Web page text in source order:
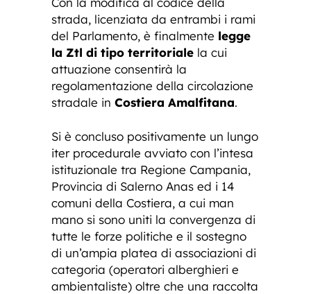
strada, licenziata da entrambi i rami
del Parlamento, è finalmente legge
la Ztl di tipo territoriale la cui
attuazione consentirà la
regolamentazione della circolazione
stradale in Costiera Amalfitana.
Si è concluso positivamente un lungo
iter procedurale avviato con l’intesa
istituzionale tra Regione Campania,
Provincia di Salerno Anas ed i 14
comuni della Costiera, a cui man
mano si sono uniti la convergenza di
tutte le forze politiche e il sostegno
di un’ampia platea di associazioni di
categoria (operatori alberghieri e
ambientaliste) oltre che una raccolta